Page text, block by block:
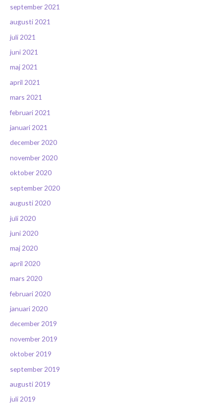
september 2021
augusti 2021
juli 2021
juni 2021
maj 2021
april 2021
mars 2021
februari 2021
januari 2021
december 2020
november 2020
oktober 2020
september 2020
augusti 2020
juli 2020
juni 2020
maj 2020
april 2020
mars 2020
februari 2020
januari 2020
december 2019
november 2019
oktober 2019
september 2019
augusti 2019
juli 2019